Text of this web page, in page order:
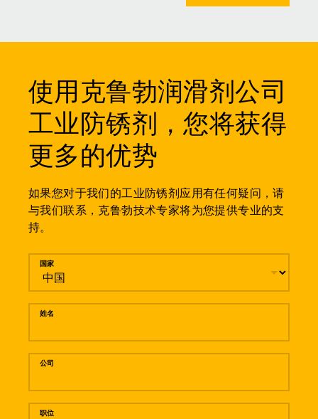
使用克鲁勃润滑剂公司
工业防锈剂，您将获得
更多的优势
如果您对于我们的工业防锈剂应用有任何疑问，请
与我们联系，克鲁勃技术专家将为您提供专业的支
持。
留言
国家
姓名
公司
职位